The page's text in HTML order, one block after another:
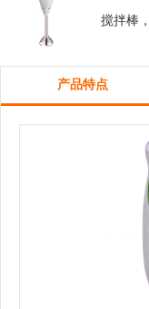
搅拌棒
产品特点